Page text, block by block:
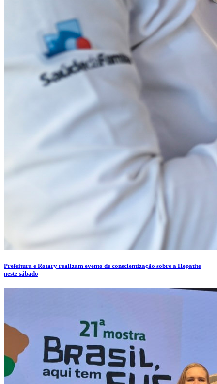
Prefeitura e Rotary realizam evento de conscientização sobre a Hepatite
neste sábado